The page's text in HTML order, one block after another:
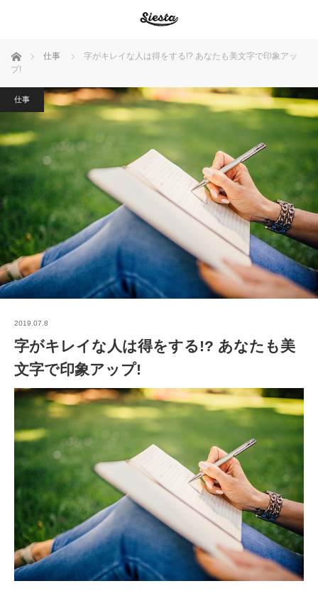
ホーム 仕事
字がキレイな人は得をする!? あなたも美文字で印象アッ
プ!
仕事
2019.07.8
字がキレイな人は得をする!? あなたも美
文字で印象アップ!